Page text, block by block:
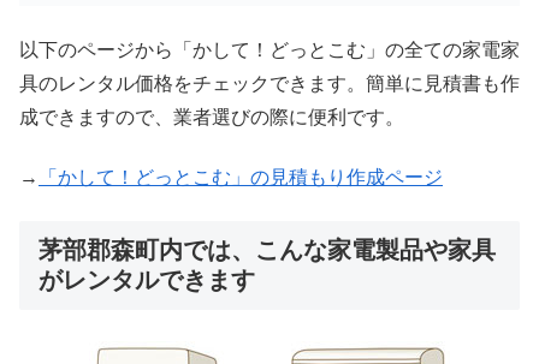
以下のページから「かして！どっとこむ」の全ての家電家
具のレンタル価格をチェックできます。簡単に見積書も作
成できますので、業者選びの際に便利です。
→ 「かして！どっとこむ」の見積もり作成ページ
茅部郡森町内では、こんな家電製品や家具
がレンタルできます